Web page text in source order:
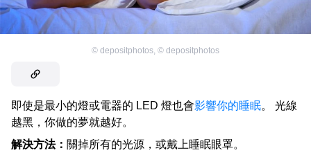
© depositphotos © depositphotos
即使是最小的燈或電器的 LED 燈也會影響你的睡眠。 光線
越黑，你做的夢就越好。
解決方法： 關掉所有的光源，或戴上睡眠眼罩。